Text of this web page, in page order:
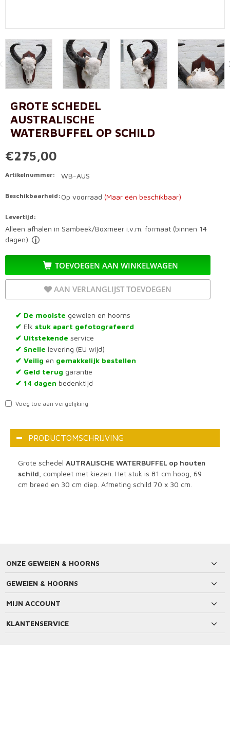
GROTE SCHEDEL
AUSTRALISCHE
WATERBUFFEL OP SCHILD
€275,00
Artikelnummer: WB-AUS
Beschikbaarheid: Op voorraad (Maar één beschikbaar)
Levertijd:
Alleen afhalen in Sambeek/Boxmeer i.v.m. formaat (binnen 14
dagen)
TOEVOEGEN AAN WINKELWAGEN
AAN VERLANGLIJST TOEVOEGEN
✔ De mooiste geweien en hoorns
✔ Elk stuk apart gefotografeerd
✔ Uitstekende service
✔ Snelle levering (EU wijd)
✔ Veilig en gemakkelijk bestellen
✔ Geld terug garantie
✔ 14 dagen bedenktijd
Voeg toe aan vergelijking
PRODUCTOMSCHRIJVING
Grote schedel AUTRALISCHE WATERBUFFEL op houten
schild , compleet met kiezen. Het stuk is 81 cm hoog, 69
cm breed en 30 cm diep. Afmeting schild 70 x 30 cm.
ONZE GEWEIEN & HOORNS
GEWEIEN & HOORNS
MIJN ACCOUNT
KLANTENSERVICE